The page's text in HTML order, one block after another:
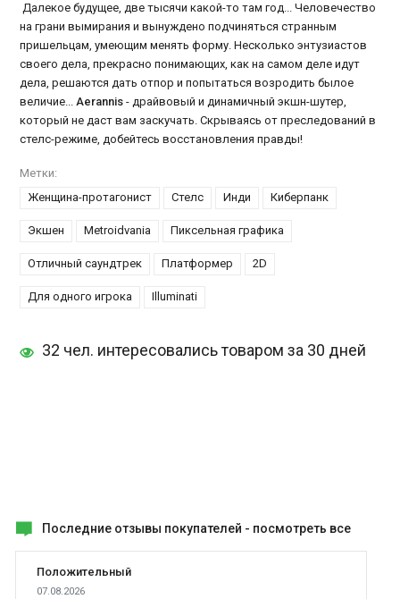
Далекое будущее, две тысячи какой-то там год... Человечество
на грани вымирания и вынуждено подчиняться странным
пришельцам, умеющим менять форму. Несколько энтузиастов
своего дела, прекрасно понимающих, как на самом деле идут
дела, решаются дать отпор и попытаться возродить былое
величие...Aerannis - драйвовый и динамичный экшн-шутер,
который не даст вам заскучать. Скрываясь от преследований в
стелс-режиме, добейтесь восстановления правды!
Метки:
Женщина-протагонист
Стелс Инди Киберпанк
Экшен Metroidvania Пиксельная графика
Отличный саундтрек Платформер 2D
Для одного игрока Illuminati
32 чел. интересовались товаром за 30 дней
Последние отзывы покупателей - посмотреть все
Положительный
07.08.2026